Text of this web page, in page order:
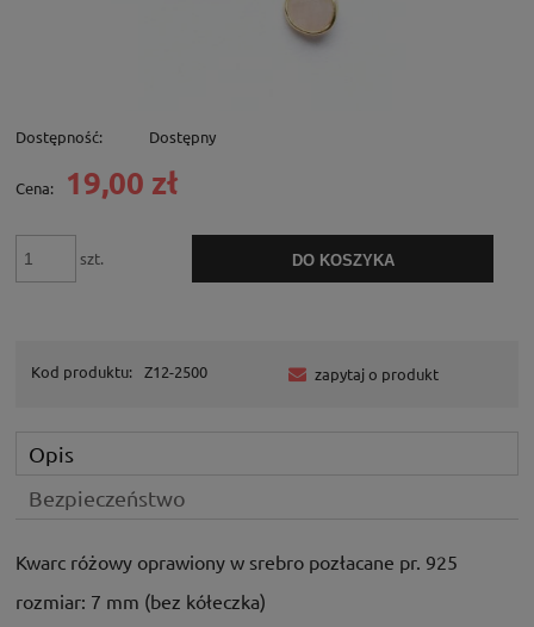
Dostępność: Dostępny
Cena: 19,00 zł
szt. DO KOSZYKA
Kod produktu: Z12-2500 zapytaj o produkt
Opis
Bezpieczeństwo
Kwarc różowy oprawiony w srebro pozłacane pr. 925
rozmiar: 7 mm (bez kółeczka)